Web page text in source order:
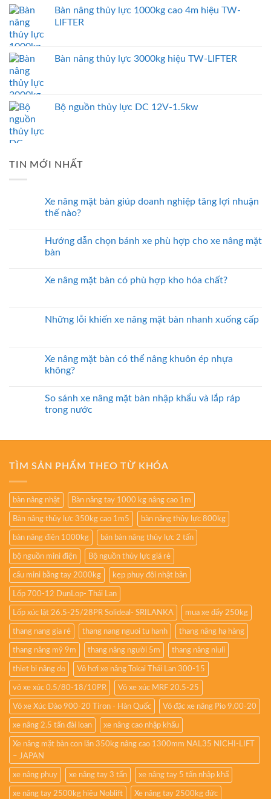
Bàn nâng thủy lực 1000kg cao 4m hiệu TW-
LIFTER
Bàn nâng thủy lực 3000kg hiệu TW-LIFTER
Bộ nguồn thủy lực DC 12V-1.5kw
TIN MỚI NHẤT
Xe nâng mặt bàn giúp doanh nghiệp tăng lợi nhuận
thế nào?
Hướng dẫn chọn bánh xe phù hợp cho xe nâng mặt
bàn
Xe nâng mặt bàn có phù hợp kho hóa chất?
Những lỗi khiến xe nâng mặt bàn nhanh xuống cấp
Xe nâng mặt bàn có thể nâng khuôn ép nhựa
không?
So sánh xe nâng mặt bàn nhập khẩu và lắp ráp
trong nước
TÌM SẢN PHẨM THEO TỪ KHÓA
bàn nâng nhật Bàn nâng tay 1000 kg nâng cao 1m
Bàn nâng thủy lực 350kg cao 1m5 bàn nâng thủy lực 800kg
bàn nâng điện 1000kg bán bàn nâng thủy lực 2 tấn
bộ nguồn mini điện Bộ nguồn thủy lực giá rẻ
cẩu mini bằng tay 2000kg kẹp phuy đôi nhật bản
Lốp 700-12 DunLop- Thái Lan
Lốp xúc lật 26.5-25/28PR Solideal- SRILANKA mua xe đẩy 250kg
thang nang gia rẻ thang nang nguoi tu hanh thang nâng hạ hàng
thang nâng mỹ 9m thang nâng người 5m thang nâng niuli
thiet bi nâng do Vỏ hơi xe nâng Tokai Thái Lan 300-15
vỏ xe xúc 0.5/80-18/10PR Vỏ xe xúc MRF 20.5-25
Vỏ xe Xúc Đào 900-20 Tiron - Hàn Quốc Vỏ đặc xe nâng Pio 9.00-20
xe nâng 2.5 tấn đài loan xe nâng cao nhập khẩu
Xe nâng mặt bàn con lăn 350kg nâng cao 1300mm NAL35 NICHI-LIFT
– JAPAN
xe nâng phuy xe nâng tay 3 tấn xe nâng tay 5 tấn nhập khẩ
xe nâng tay 2500kg hiệu Noblift Xe nâng tay 2500kg đức